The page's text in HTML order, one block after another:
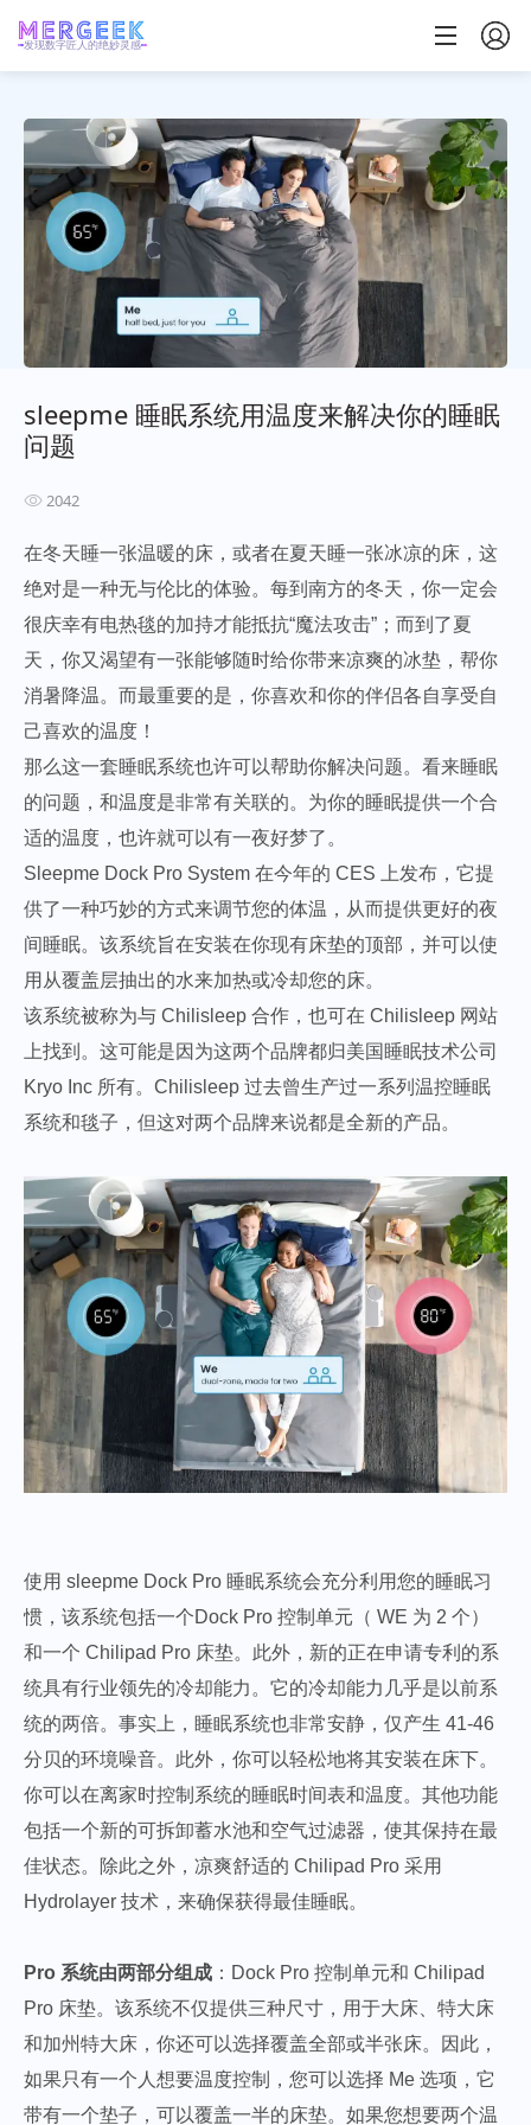
发现数字匠人的绝妙灵感
sleepme 睡眠系统用温度来解决你的睡眠
问题
2042
在冬天睡一张温暖的床，或者在夏天睡一张冰凉的床，这
绝对是一种无与伦比的体验。每到南方的冬天，你一定会
很庆幸有电热毯的加持才能抵抗“魔法攻击”；而到了夏
天，你又渴望有一张能够随时给你带来凉爽的冰垫，帮你
消暑降温。而最重要的是，你喜欢和你的伴侣各自享受自
己喜欢的温度！
那么这一套睡眠系统也许可以帮助你解决问题。看来睡眠
的问题，和温度是非常有关联的。为你的睡眠提供一个合
适的温度，也许就可以有一夜好梦了。
Sleepme Dock Pro System 在今年的 CES 上发布，它提
供了一种巧妙的方式来调节您的体温，从而提供更好的夜
间睡眠。该系统旨在安装在你现有床垫的顶部，并可以使
用从覆盖层抽出的水来加热或冷却您的床。
该系统被称为与 Chilisleep 合作，也可在 Chilisleep 网站
上找到。这可能是因为这两个品牌都归美国睡眠技术公司
Kryo Inc 所有。Chilisleep 过去曾生产过一系列温控睡眠
系统和毯子，但这对两个品牌来说都是全新的产品。
使用 sleepme Dock Pro 睡眠系统会充分利用您的睡眠习
惯，该系统包括一个Dock Pro 控制单元（ WE 为 2 个）
和一个 Chilipad Pro 床垫。此外，新的正在申请专利的系
统具有行业领先的冷却能力。它的冷却能力几乎是以前系
统的两倍。事实上，睡眠系统也非常安静，仅产生 41-46
分贝的环境噪音。此外，你可以轻松地将其安装在床下。
你可以在离家时控制系统的睡眠时间表和温度。其他功能
包括一个新的可拆卸蓄水池和空气过滤器，使其保持在最
佳状态。除此之外，凉爽舒适的 Chilipad Pro 采用
Hydrolayer 技术，来确保获得最佳睡眠。
Pro 系统由两部分组成 ：Dock Pro 控制单元和 Chilipad
Pro 床垫。该系统不仅提供三种尺寸，用于大床、特大床
和加州特大床，你还可以选择覆盖全部或半张床。因此，
如果只有一个人想要温度控制，您可以选择 Me 选项，它
带有一个垫子，可以覆盖一半的床垫。如果您想要两个温